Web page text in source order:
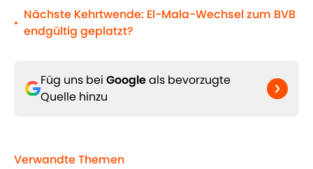
•
Nächste Kehrtwende: El-Mala-Wechsel zum BVB
endgültig geplatzt?
Füg uns bei Googleals bevorzugte
Quelle hinzu
Verwandte Themen